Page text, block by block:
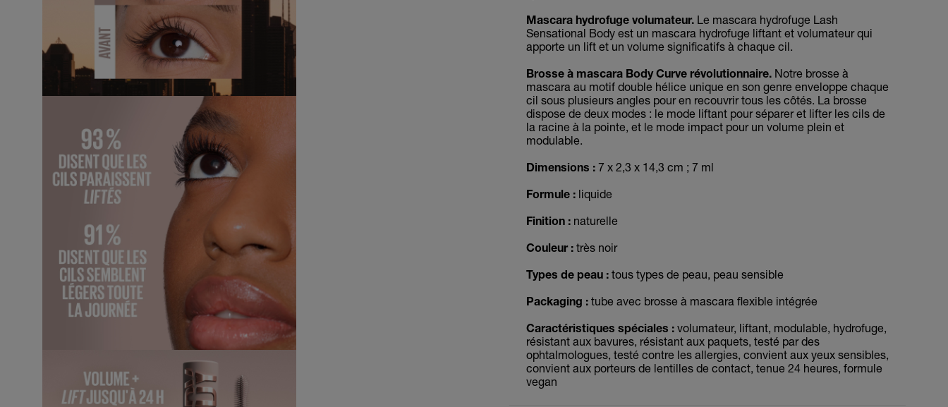
Mascara hydrofuge volumateur. Le mascara hydrofuge Lash
Sensational Body est un mascara hydrofuge liftant et volumateur qui
apporte un lift et un volume significatifs à chaque cil.
Brosse à mascara Body Curve révolutionnaire. Notre brosse à
mascara au motif double hélice unique en son genre enveloppe chaque
cil sous plusieurs angles pour en recouvrir tous les côtés. La brosse
dispose de deux modes : le mode liftant pour séparer et lifter les cils de
la racine à la pointe, et le mode impact pour un volume plein et
modulable.
Dimensions : 7 x 2,3 x 14,3 cm ; 7 ml
Formule : liquide
Finition : naturelle
Couleur : très noir
Types de peau : tous types de peau, peau sensible
Packaging : tube avec brosse à mascara flexible intégrée
Caractéristiques spéciales : volumateur, liftant, modulable, hydrofuge,
résistant aux bavures, résistant aux paquets, testé par des
ophtalmologues, testé contre les allergies, convient aux yeux sensibles,
convient aux porteurs de lentilles de contact, tenue 24 heures, formule
vegan